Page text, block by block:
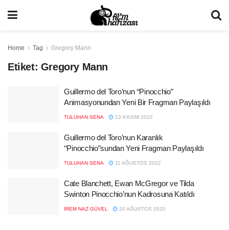
Home Tag Gregory Mann
Etiket: Gregory Mann
Guillermo del Toro’nun ‘‘Pinocchio”
Animasyonundan Yeni Bir Fragman Paylaşıldı
TULUHAN SENA 13 KASIM 2022
Guillermo del Toro’nun Karanlık
‘‘Pinocchio”sundan Yeni Fragman Paylaşıldı
TULUHAN SENA 11 AĞUSTOS 2022
Cate Blanchett, Ewan McGregor ve Tilda
Swinton Pinocchio’nun Kadrosuna Katıldı
İREM NAZ GÜVEL 20 AĞUSTOS 2020